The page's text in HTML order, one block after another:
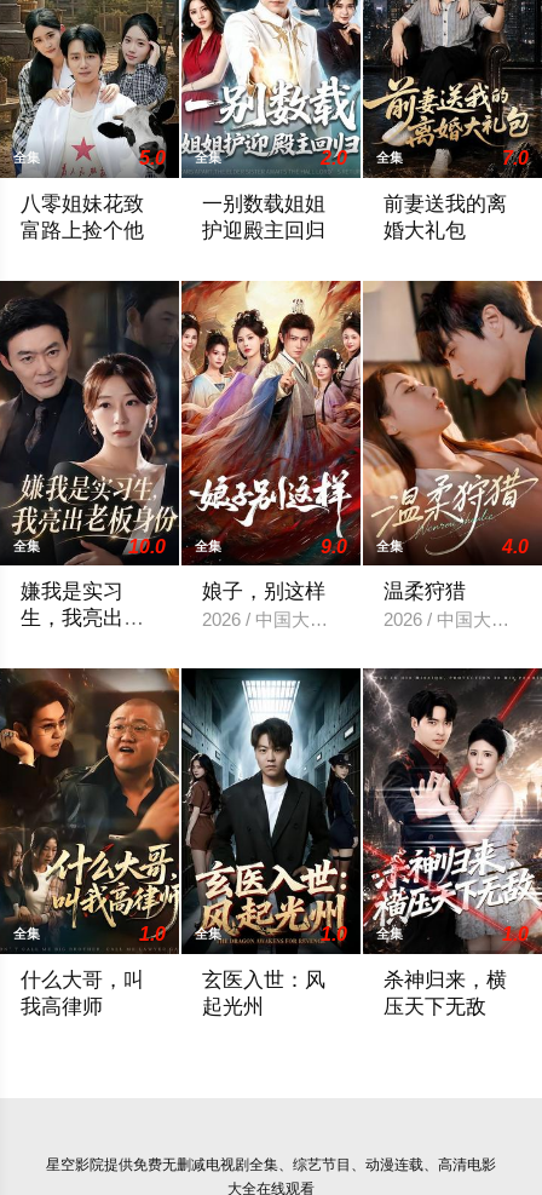
全集 5.0
八零姐妹花致
富路上捡个他
全集 2.0
一别数载姐姐
护迎殿主回归
全集 7.0
前妻送我的离
婚大礼包
全集 10.0
嫌我是实习
生，我亮出老
全集 9.0
娘子，别这样
2026 / 中国大陆 / 王昭＆恩璟
全集 4.0
温柔狩猎
2026 / 中国大陆 /
全集 1.0
什么大哥，叫
我高律师
全集 1.0
玄医入世：风
起光州
全集 1.0
杀神归来，横
压天下无敌
星空影院提供免费无删减电视剧全集、综艺节目、动漫连载、高清电影
大全在线观看